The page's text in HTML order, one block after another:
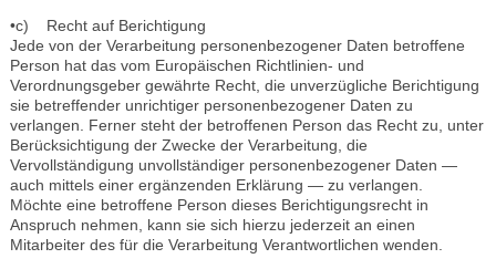
•c) Recht auf Berichtigung
Jede von der Verarbeitung personenbezogener Daten betroffene
Person hat das vom Europäischen Richtlinien- und
Verordnungsgeber gewährte Recht, die unverzügliche Berichtigung
sie betreffender unrichtiger personenbezogener Daten zu
verlangen. Ferner steht der betroffenen Person das Recht zu, unter
Berücksichtigung der Zwecke der Verarbeitung, die
Vervollständigung unvollständiger personenbezogener Daten —
auch mittels einer ergänzenden Erklärung — zu verlangen.
Möchte eine betroffene Person dieses Berichtigungsrecht in
Anspruch nehmen, kann sie sich hierzu jederzeit an einen
Mitarbeiter des für die Verarbeitung Verantwortlichen wenden.